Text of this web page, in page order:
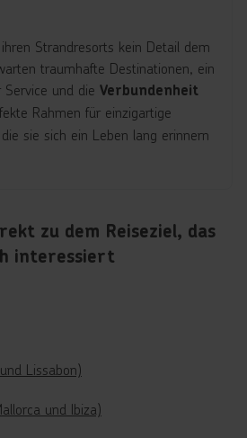
Strandresorts kein Detail dem
traumhafte Destinationen, ein
Service und die Verbundenheit
Rahmen für einzigartige
sie sich ein Leben lang erinnern
zu dem Reiseziel, das
interessiert
Lissabon)
und Ibiza)